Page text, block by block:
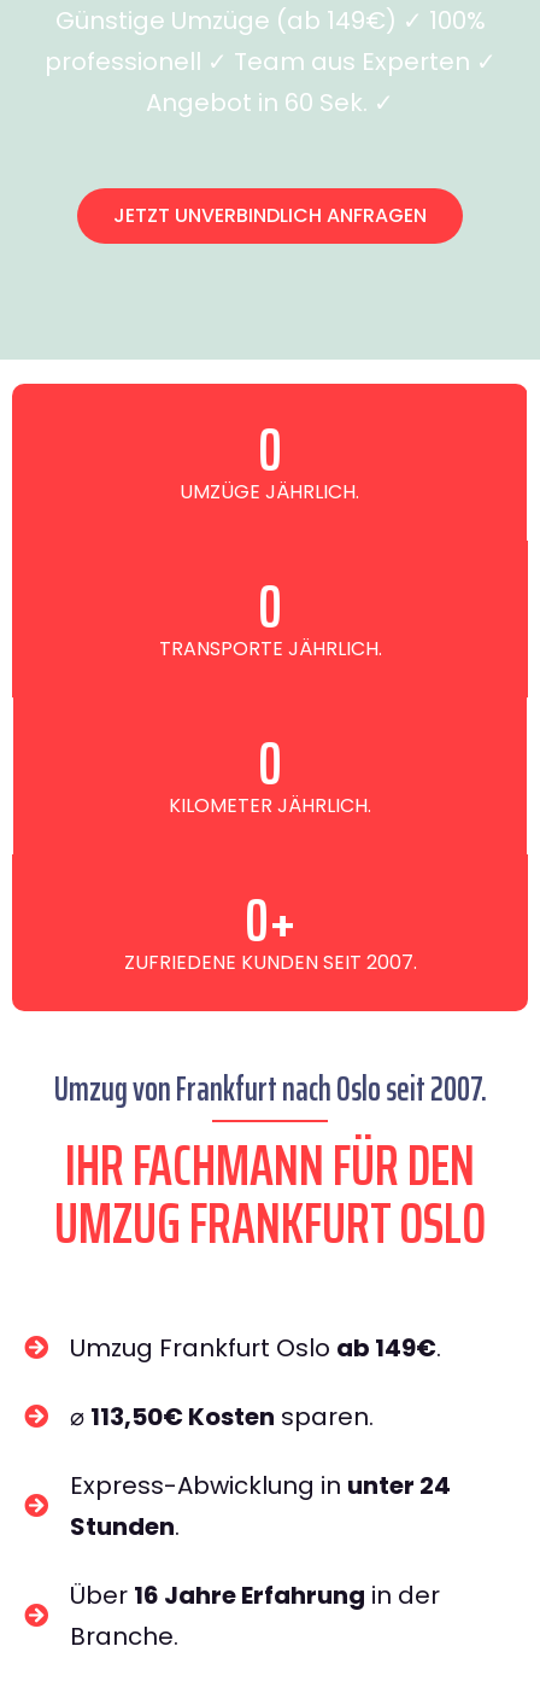
Günstige Umzüge (ab 149€) ✓ 100%
professionell ✓ Team aus Experten ✓
Angebot in 60 Sek. ✓
JETZT UNVERBINDLICH ANFRAGEN
UMZÜGE JÄHRLICH.
0
TRANSPORTE JÄHRLICH.
0
KILOMETER JÄHRLICH.
0
ZUFRIEDENE KUNDEN SEIT 2007.
0+
Umzug von Frankfurt nach Oslo seit 2007.
IHR FACHMANN FÜR DEN
UMZUG FRANKFURT OSLO
Umzug Frankfurt Oslo ab 149€.
⌀ 113,50€ Kosten sparen.
Express-Abwicklung in unter 24
Stunden.
Über 16 Jahre Erfahrung in der
Branche.